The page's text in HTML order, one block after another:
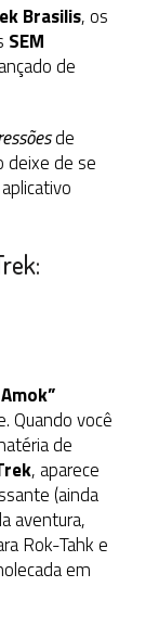
Brasilis, os
SEM
de
de
deixe de se
Quando você
de
, aparece
(ainda
aventura,
Rok-Tahk e
em